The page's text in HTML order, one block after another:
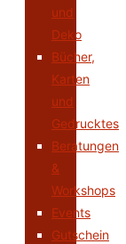
und
Deko
Bücher,
Karten
und
Gedrucktes
Beratungen
&
Workshops
Events
Gutschein